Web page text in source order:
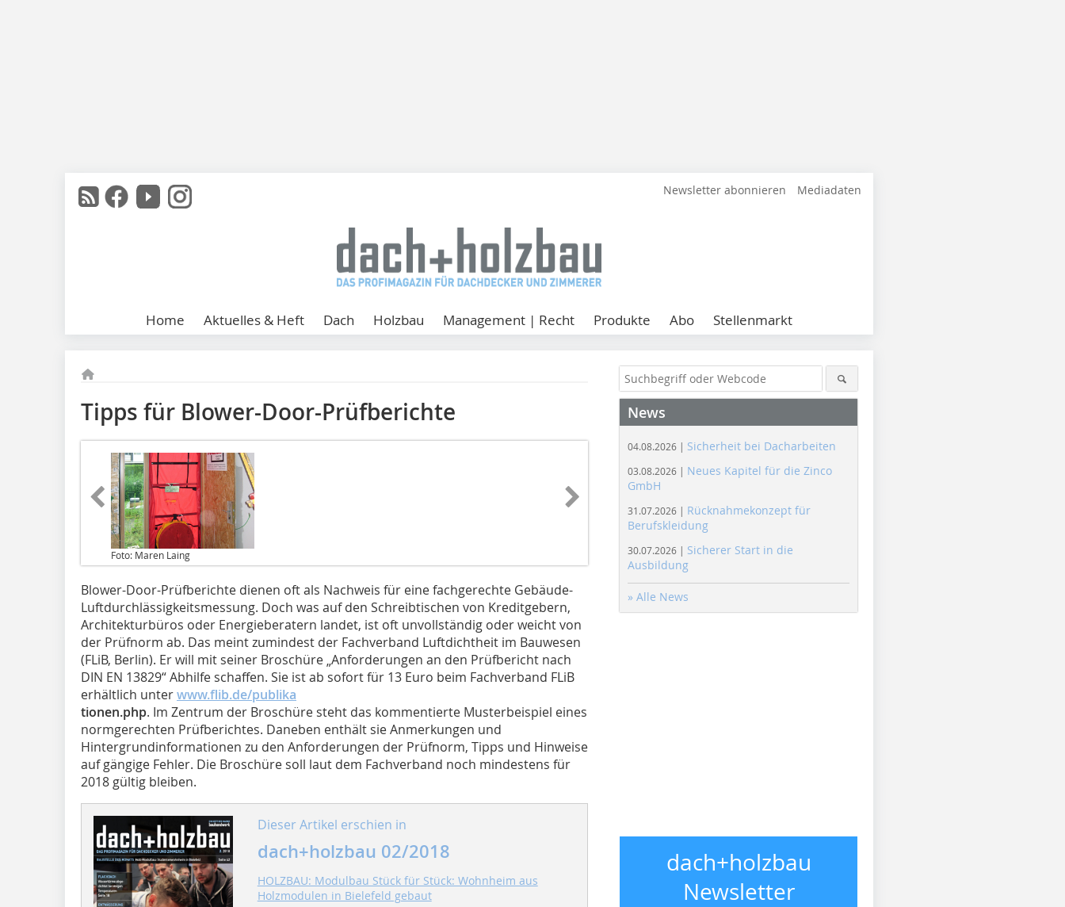
Newsletter abonnieren Mediadaten
Home Aktuelles & Heft Dach Holzbau Management | Recht Produkte Abo Stellenmarkt
Tipps für Blower-Door-Prüfberichte
Foto: Maren Laing
Blower-Door-Prüfberichte dienen oft als Nachweis für eine fachgerechte Gebäude-
Luftdurchlässigkeitsmessung. Doch was auf den Schreibtischen von Kreditgebern,
Architekturbüros oder Energieberatern landet, ist oft unvollständig oder weicht von
der Prüfnorm ab. Das meint zumindest der Fachverband Luftdichtheit im Bauwesen
(FLiB, Berlin). Er will mit seiner Broschüre „Anforderungen an den Prüfbericht nach
DIN EN 13829“ Abhilfe schaffen. Sie ist ab sofort für 13 Euro beim Fachverband FLiB
erhältlich unterwww.flib.de/publika
tionen.php. Im Zentrum der Broschüre steht das kommentierte Musterbeispiel eines
normgerechten Prüfberichtes. Daneben enthält sie Anmerkungen und
Hintergrundinformationen zu den Anforderungen der Prüfnorm, Tipps und Hinweise
auf gängige Fehler. Die Broschüre soll laut dem Fachverband noch mindestens für
2018 gültig bleiben.
Dieser Artikel erschien in
dach+holzbau 02/2018
HOLZBAU: Modulbau Stück für Stück: Wohnheim aus
Holzmodulen in Bielefeld gebaut
News
04.08.2026 | Sicherheit bei Dacharbeiten
03.08.2026 | Neues Kapitel für die Zinco
GmbH
31.07.2026 | Rücknahmekonzept für
Berufskleidung
30.07.2026 | Sicherer Start in die
Ausbildung
» Alle News
dach+holzbau
Newsletter